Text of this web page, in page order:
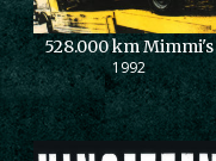
528.000 km Mimmi's
1992